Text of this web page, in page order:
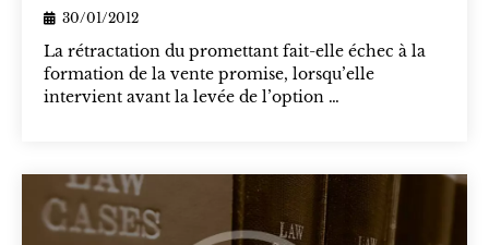
30/01/2012
La rétractation du promettant fait-elle échec à la
formation de la vente promise, lorsqu’elle
intervient avant la levée de l’option …